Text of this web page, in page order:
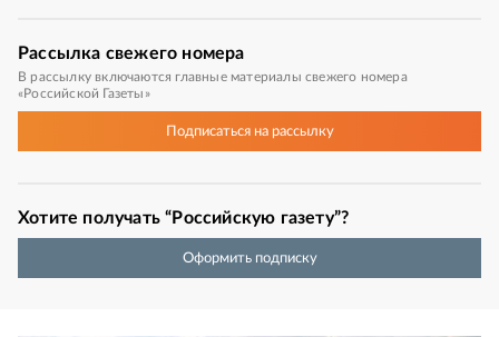
Рассылка свежего номера
В рассылку включаются главные материалы свежего номера
«Российской Газеты»
Подписатьсяна рассылку
Хотите получать “Российскую газету”?
Оформить подписку